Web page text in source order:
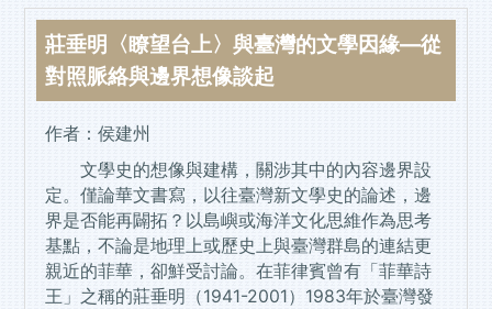
莊垂明〈瞭望台上〉與臺灣的文學因緣—從
對照脈絡與邊界想像談起
作者：侯建州
文學史的想像與建構，關涉其中的內容邊界設
定。僅論華文書寫，以往臺灣新文學史的論述，邊
界是否能再闢拓？以島嶼或海洋文化思維作為思考
基點，不論是地理上或歷史上與臺灣群島的連結更
親近的菲華，卻鮮受討論。在菲律賓曾有「菲華詩
王」之稱的莊垂明（1941-2001）1983年於臺灣發